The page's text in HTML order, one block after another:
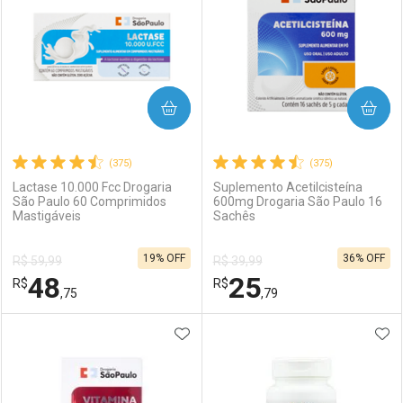
(375)
Lactase 10.000 Fcc Drogaria
São Paulo 60 Comprimidos
Mastigáveis
R$ 59,99
R$48,75
19% OFF
COMPRAR
Laboratório
Por Menos
(375)
Suplemento Acetilcisteína
600mg Drogaria São Paulo 16
Sachês
R$ 39,99
R$25,79
36% OFF
COMPRAR
Laboratório
Por Menos
ADICIONAR AOS FAVORITOS